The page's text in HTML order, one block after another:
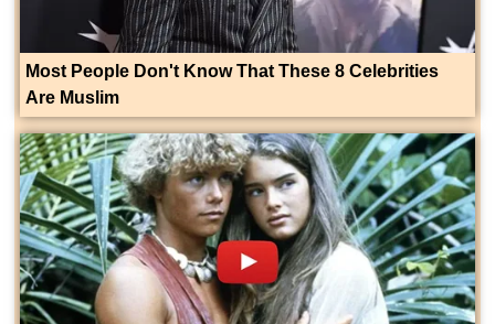
Most People Don't Know That These 8 Celebrities
Are Muslim